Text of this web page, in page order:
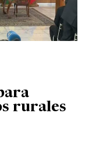
rurales